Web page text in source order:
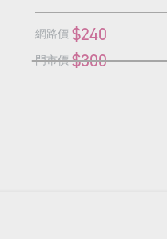
網路價 $240
門市價 $300